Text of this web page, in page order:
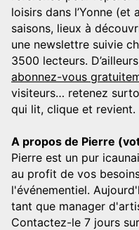
loisirs dans l’Yonne
saisons, lieux à
une newslettre suivie
3500 lecteurs.
abonnez-vous
visiteurs… retenez
qui lit, clique et revient.
A propos de Pierre
Pierre est un pur
au profit de vos
l'événementiel.
tant que manager
Contactez-le 7 jours